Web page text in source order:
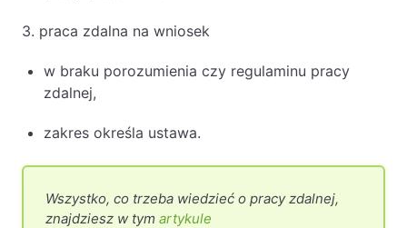
3. praca zdalna na wniosek
w braku porozumienia czy regulaminu pracy
zdalnej,
zakres określa ustawa.
Wszystko, co trzeba wiedzieć o pracy zdalnej,
znajdziesz w tym artykule